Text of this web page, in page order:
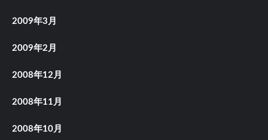
2009年3月
2009年2月
2008年12月
2008年11月
2008年10月